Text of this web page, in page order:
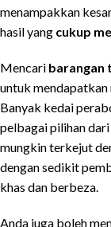
menampakkan
hasil yang cukup
Mencari barangan
untuk mendapatkan
Banyak kedai
pelbagai pilihan
mungkin terkejut
dengan sedikit
khas dan berbeza.
Anda juga boleh